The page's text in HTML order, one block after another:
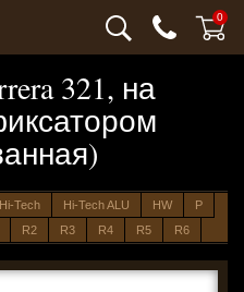
0
321, на
Hi-Tech Hi-Tech ALU HW
P
R2 R3 R4 R5 R6